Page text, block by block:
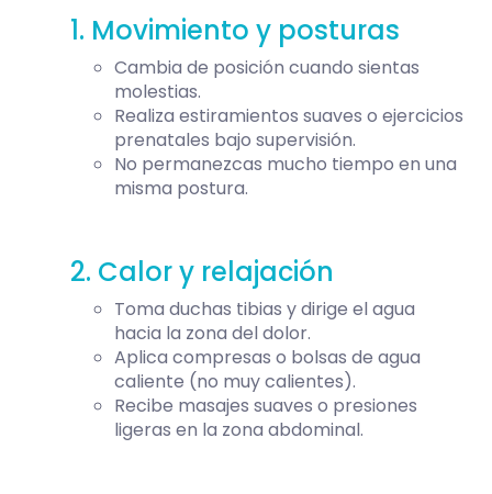
1. Movimiento y posturas
Cambia de posición cuando sientas
molestias.
Realiza estiramientos suaves o ejercicios
prenatales bajo supervisión.
No permanezcas mucho tiempo en una
misma postura.
2. Calor y relajación
Toma duchas tibias y dirige el agua
hacia la zona del dolor.
Aplica compresas o bolsas de agua
caliente (no muy calientes).
Recibe masajes suaves o presiones
ligeras en la zona abdominal.